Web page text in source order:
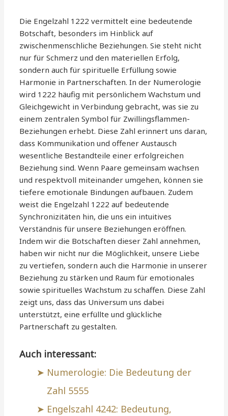
Die Engelzahl 1222 vermittelt eine bedeutende
Botschaft, besonders im Hinblick auf
zwischenmenschliche Beziehungen. Sie steht nicht
nur für Schmerz und den materiellen Erfolg,
sondern auch für spirituelle Erfüllung sowie
Harmonie in Partnerschaften. In der Numerologie
wird 1222 häufig mit persönlichem Wachstum und
Gleichgewicht in Verbindung gebracht, was sie zu
einem zentralen Symbol für Zwillingsflammen-
Beziehungen erhebt. Diese Zahl erinnert uns daran,
dass Kommunikation und offener Austausch
wesentliche Bestandteile einer erfolgreichen
Beziehung sind. Wenn Paare gemeinsam wachsen
und respektvoll miteinander umgehen, können sie
tiefere emotionale Bindungen aufbauen. Zudem
weist die Engelzahl 1222 auf bedeutende
Synchronizitäten hin, die uns ein intuitives
Verständnis für unsere Beziehungen eröffnen.
Indem wir die Botschaften dieser Zahl annehmen,
haben wir nicht nur die Möglichkeit, unsere Liebe
zu vertiefen, sondern auch die Harmonie in unserer
Beziehung zu stärken und Raum für emotionales
sowie spirituelles Wachstum zu schaffen. Diese Zahl
zeigt uns, dass das Universum uns dabei
unterstützt, eine erfüllte und glückliche
Partnerschaft zu gestalten.
Auch interessant:
Numerologie: Die Bedeutung der
Zahl 5555
Engelszahl 4242: Bedeutung,